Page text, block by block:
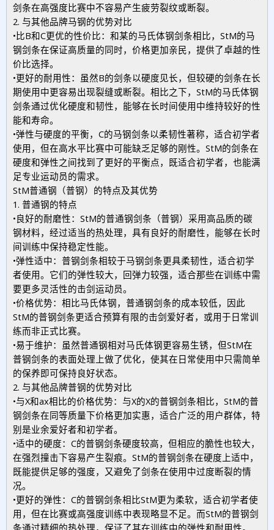
剑条在高强度比赛中不容易产生疲劳裂纹或断裂。
2. 与其他品牌马钢的优势对比
•比B和C更优的性价比：和某的马氏体钢剑条相比，StM的马
钢剑条在保证高质量的同时，价格更加亲民，提供了卓越的性
价比选择。
•更好的耐用性：虽然B的剑条以硬度见长，但较硬的剑条在长
期使用中更容易出现裂缝或断裂。相比之下，StM的马氏体钢
剑条通过优化硬度和韧性，能够在长时间使用中维持较好的性
能和寿命。
•弹性与硬度的平衡，C的马钢剑条以柔韧性著称，适合初学者
使用，但在高水平比赛中可能缺乏足够的刚性。StM的剑条在
硬度和弹性之间找到了更好的平衡点，既适合初学者，也能满
足专业运动员的需求。
StM普通钢（普钢）的特点及其优势
1. 普通钢的特点
•良好的耐磨性：StM的普通钢剑条（普钢）采用高品质的碳
钢材料，经过适当的热处理，具有良好的耐磨性，能够在长时
间训练中保持稳定性能。
•弹性适中：普钢剑条相较于马钢剑条更具柔韧性，适合初学
者使用。它们的弹性较大，回弹力较强，适合那些在训练中需
要更多灵活性的击剑运动员。
•价格优势：相比马氏体钢，普通钢剑条的成本较低，因此
StM的普钢剑条更适合预算有限的击剑爱好者，或用于日常训
练而非正式比赛。
•易于维护：虽然普通钢相对马氏体钢更容易生锈，但StM在
普钢剑条的表面处理上做了优化，使其在日常使用中只需简单
的保养即可保持良好状态。
2. 与其他品牌普钢的优势对比
•与X和ax相比的价格优势：与X的X的普钢剑条相比，StM的普
钢剑条在同等质量下价格更加实惠，适合广泛的用户群体，特
别是业余爱好者和初学者。
•适中的硬度：C的普钢剑条硬度较高，但相应的脆性也较大，
在强烈撞击下容易产生裂痕。StM的普钢剑条在硬度上适中，
既能提供足够的强度，又避免了剑条在使用中过度断裂的情
况。
•更好的弹性：C的普钢剑条相比StM更为柔软，适合初学者使
用，但在比赛或高强度训练中表现略显不足。而StM的普钢剑
条通过精细的热处理，保证了其在训练中的弹性和耐用性。